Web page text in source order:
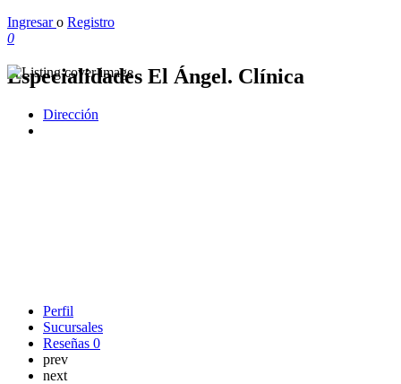
Ingresaro Registro
0
Especialidades El Ángel. Clínica
Dirección
Perfil
Sucursales
Reseñas 0
prev
next